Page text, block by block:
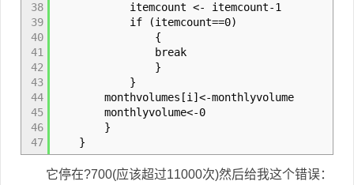
38
39
40
41
42
43
44
45
46
47
itemcount <- itemcount-1
if (itemcount==0)
{
break
}
}
monthvolumes[i]<-monthlyvolume
monthlyvolume<-0
}
它停在?700(应该超过11000次)然后给我这个错误：